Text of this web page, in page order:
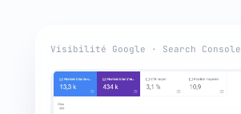
Visibilité Google · Search Console